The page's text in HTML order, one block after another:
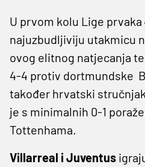
U prvom kolu Lige prvaka
najuzbudljiviju utakmicu
ovog elitnog natjecanja
4-4 protiv dortmundske
također hrvatski
je s minimalnih 0-1
Tottenhama.
Villarreal i Juventus